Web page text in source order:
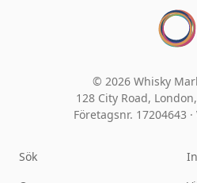
© 2026 Whisky
128 City Road, London,
Företagsnr. 17204643 ·
Sök